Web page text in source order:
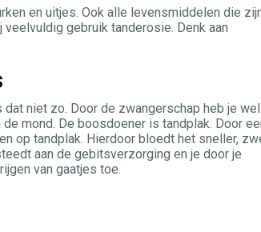
en uitjes. Ook alle levensmiddelen die
gebruik tanderosie. Denk aan
niet zo. Door de zwangerschap heb je wel
mond. De boosdoener is tandplak. Door
op tandplak. Hierdoor bloedt het sneller,
aan de gebitsverzorging en je door je
van gaatjes toe.